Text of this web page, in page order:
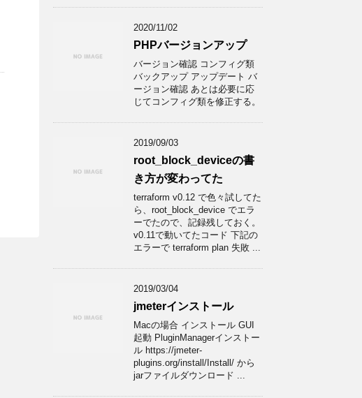
2020/11/02
PHPバージョンアップ
バージョン確認 コンフィグ類
バックアップ アップデート バ
ージョン確認 あとは必要に応
じてコンフィグ類を修正する。
2019/09/03
root_block_deviceの書
き方が変わってた
terraform v0.12 で色々試してた
ら、root_block_device でエラ
ーでたので、記録残しておく。
v0.11で動いてたコード 下記の
エラーで terraform plan 失敗 ...
2019/03/04
jmeterインストール
Macの場合 インストール GUI
起動 PluginManagerインストー
ル https://jmeter-
plugins.org/install/Install/ から
jarファイルダウンロード ...